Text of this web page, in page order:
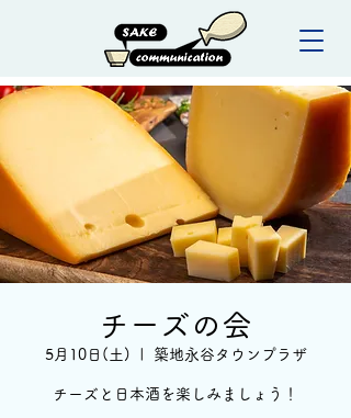
チーズの会
5月10日(土) 築地永谷タウンプラザ
チーズと日本酒を楽しみましょう！